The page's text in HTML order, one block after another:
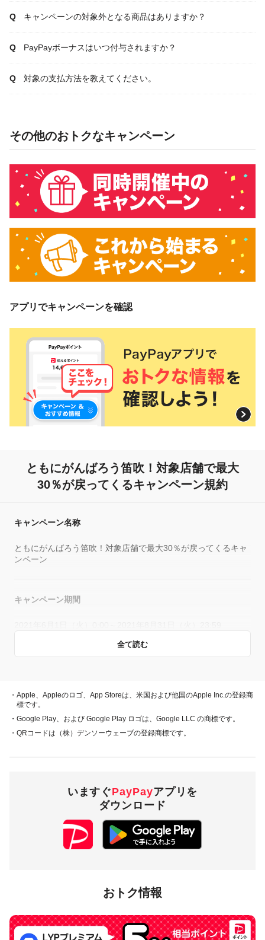
キャンペーンの対象外となる商品はありますか？
PayPayボーナスはいつ付与されますか？
対象の支払方法を教えてください。
その他のおトクなキャンペーン
アプリでキャンペーンを確認
ともにがんばろう笛吹！ 対象店舗で最大
30％が戻ってくるキャンペーン規約
全て読む
キャンペーン名称
ともにがんばろう笛吹！対象店舗で最大30％が戻ってくるキャ
ンペーン
キャンペーン期間
キャンペーン期間中、対象店舗で、PayPay残高、ヤフーカー
ド、PayPayあと払い（一括のみ）でお支払いをしていただい
た方に対し、下表のとおり後日PayPayボーナスを付与しま
す。
付与上限
20,000円相当／月
山梨県笛吹市内のPayPay加盟店のうち
確認いただけます。
・Apple、Appleのロゴ、App Storeは、米国および他国のApple Inc.の登録商
標です。
・Google Play、および Google Play ロゴは、Google LLC の商標です。
・QRコードは（株）デンソーウェーブの登録商標です。
いますぐPayPayアプリを
ダウンロード
おトク情報